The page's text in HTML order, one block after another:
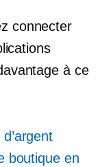
connecter
à ce
boutique en